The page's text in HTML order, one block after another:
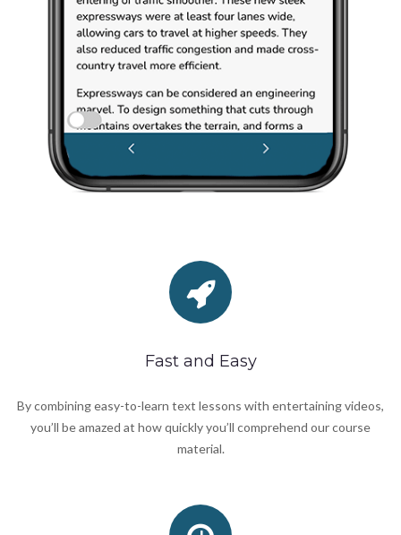
Fast and Easy
By combining easy-to-learn text lessons with entertaining videos,
you’ll be amazed at how quickly you’ll comprehend our course
material.